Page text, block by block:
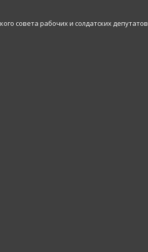
совета рабочих и солдатских депутатов